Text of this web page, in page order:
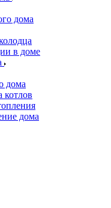
дома
в доме
дома
котлов
дома